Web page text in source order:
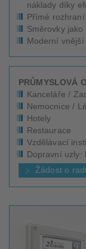
náklady díky
Přímé
Směrovky
Moderní
PRŮMYSLOVÁ
Kanceláře /
Nemocnice /
Hotely
Restaurace
Vzdělávací
Dopravní uzly:
Žádost o